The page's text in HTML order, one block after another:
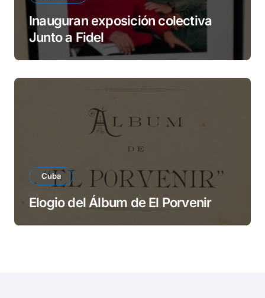
Inauguran exposición colectiva
Junto a Fidel
Cuba
Elogio del Álbum de El Porvenir